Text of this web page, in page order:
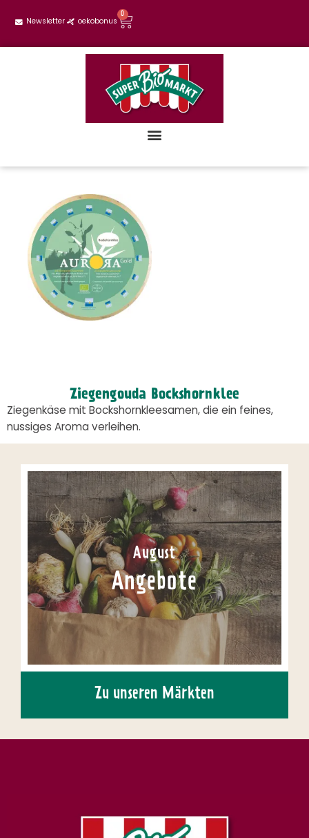
Newsletter oekobonus
0
Ziegengouda Bockshornklee
Ziegenkäse mit Bockshornkleesamen, die ein feines,
nussiges Aroma verleihen.
August
Angebote
Zu unseren Märkten